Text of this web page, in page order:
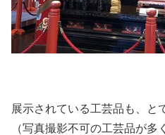
展示されている工芸品も、と
（写真撮影不可の工芸品が